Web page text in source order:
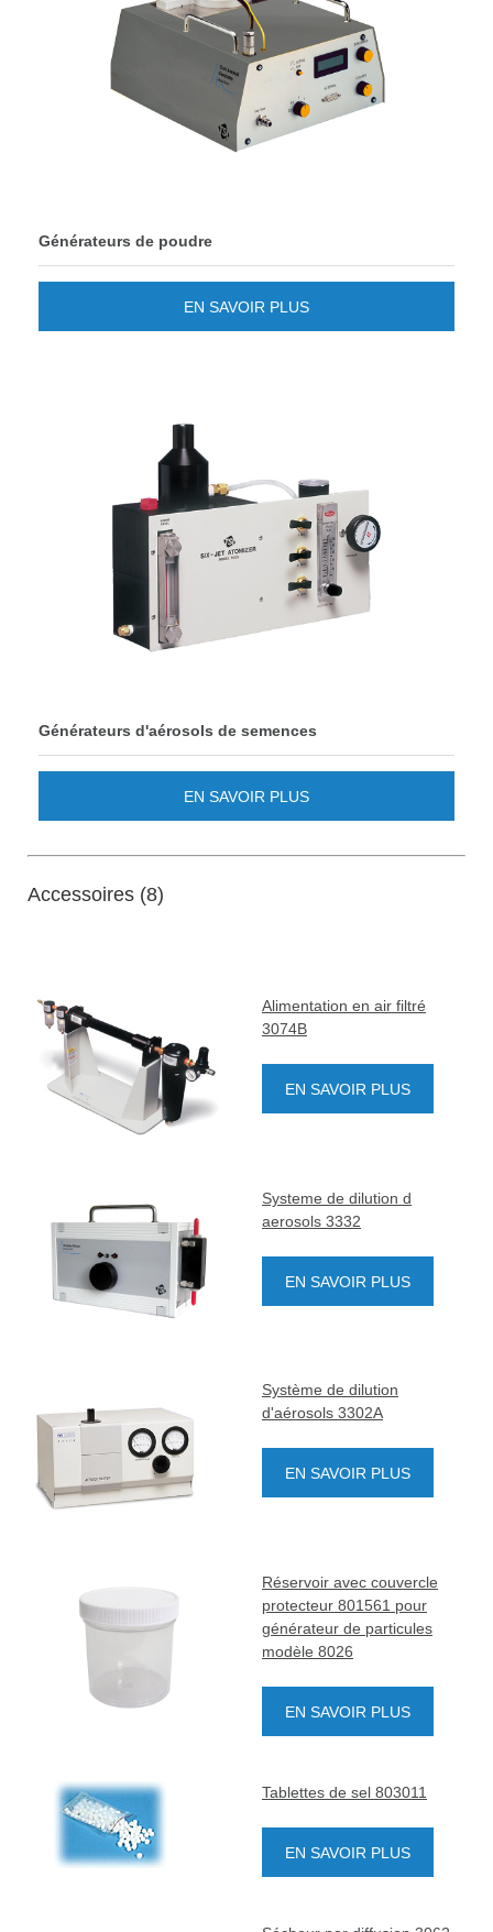
Générateurs de poudre
EN SAVOIR PLUS
Générateurs d'aérosols de semences
EN SAVOIR PLUS
Accessoires (8)
Alimentation en air filtré
3074B
EN SAVOIR PLUS
Systeme de dilution d
aerosols 3332
EN SAVOIR PLUS
Système de dilution
d'aérosols 3302A
EN SAVOIR PLUS
Réservoir avec couvercle
protecteur 801561 pour
générateur de particules
modèle 8026
EN SAVOIR PLUS
Tablettes de sel 803011
EN SAVOIR PLUS